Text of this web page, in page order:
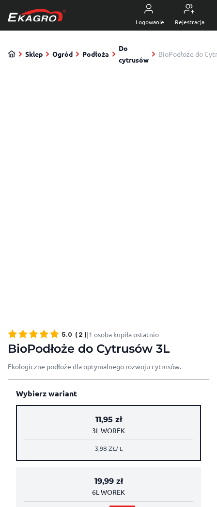
Logowanie Rejestracja
5.0 z 4470 opinii
Sklep Ogród Podłoża
Do
cytrusów
BioPodłoże do
BioPodłoże do Cytrusów 3L
5.0 ( 2 )|1 osoba kupiła ostatnio
Ekologiczne podłoże dla optymalnego rozwoju cytrusów.
Wybierz wariant
11,95 zł
3L WOREK
3,98 ZŁ / L
19,99 zł
6L WOREK